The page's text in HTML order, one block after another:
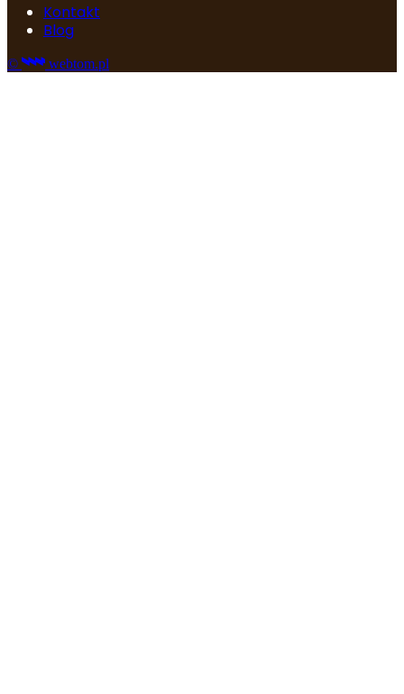
Kontakt
Blog
© webtom.pl